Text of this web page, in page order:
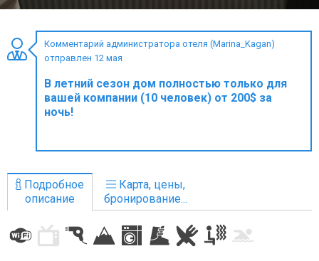
Комментарий администратора отеля (Marina_Kagan)
отправлен 12 мая
В летний сезон дом полностью только для
вашей компании (10 человек) от 200$ за
ночь!
Подробное
описание
Карта, цены,
бронирование...
Гудаури
INFO
ПРОЖИВАНИЕ
Отели
Горячие предложения
Долгосрочная аренда